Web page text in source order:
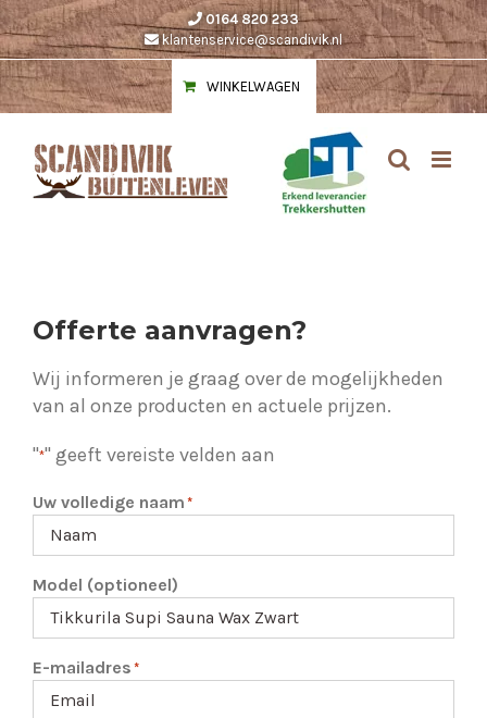
Ga
naar
inhoud
0164 820 233
klantenservice@scandivik.nl
WINKELWAGEN
Offerte aanvragen?
Wij informeren je graag over de mogelijkheden
van al onze producten en actuele prijzen.
"*" geeft vereiste velden aan
Uw volledige naam *
Model (optioneel)
E-mailadres *